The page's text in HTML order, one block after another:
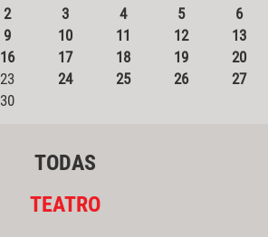
2 3 4 5
6
9 10 11 12
13
16 17 18 19
20
23 24 25 26
27
30
TODAS
TEATRO